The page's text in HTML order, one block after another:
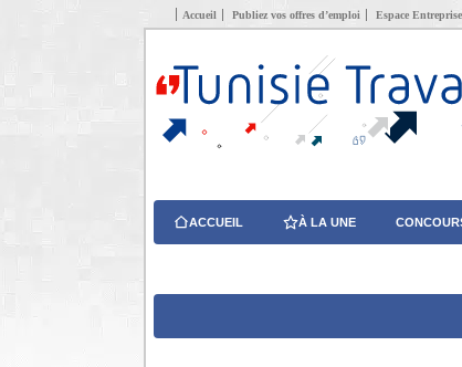
Accueil Publiez vos offres d’emploi Espace Entreprise
ACCUEIL À LA UNE